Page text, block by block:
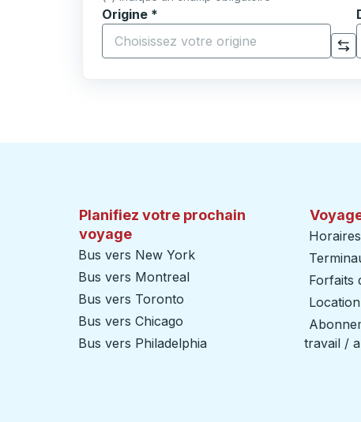
Origine *
Commencez à saisir la ville d'origine
Cliquez pour changer vos sélections d'origine et de destination
Planifiez votre prochain
voyage
Bus vers New York
Bus vers Montreal
Bus vers Toronto
Bus vers Chicago
Bus vers Philadelphia
Forfaits
travail /